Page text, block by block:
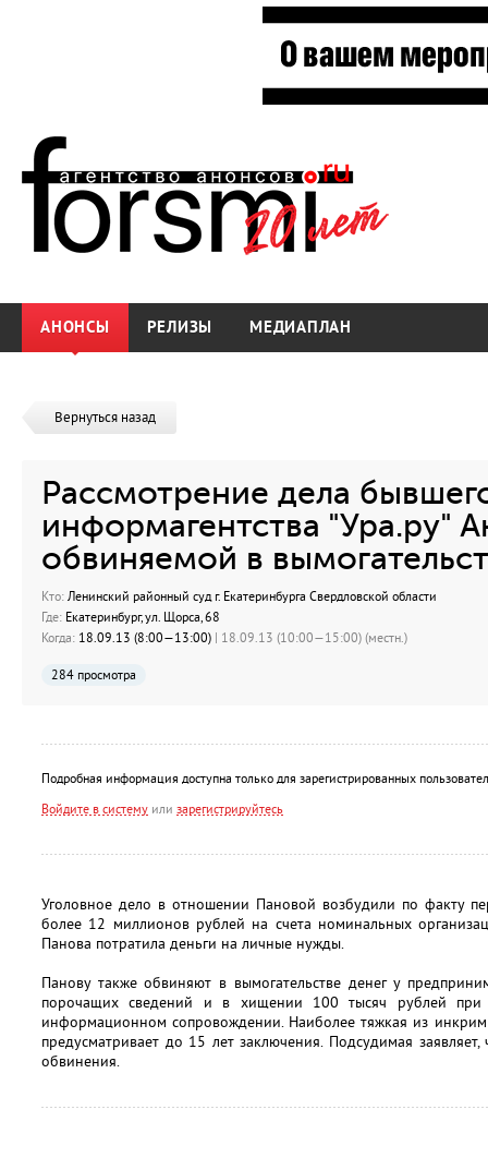
АНОНСЫ РЕЛИЗЫ МЕДИАПЛАН
Вернуться назад
Рассмотрение дела
информагентства "Ура.ру"
обвиняемой в
Кто: Ленинский районный суд г. Екатеринбурга Свердловской области
Где: Екатеринбург, ул. Щорса, 68
Когда: 18.09.13 (8:00—13:00) | 18.09.13 (10:00—15:00) (местн.)
284 просмотра
Подробная информация доступна только для зарегистрированных
Войдите в систему или зарегистрируйтесь
Уголовное дело в отношении Пановой возбудили по факту
более 12 миллионов рублей на счета номинальных
Панова потратила деньги на личные нужды.
Панову также обвиняют в вымогательстве денег у
порочащих сведений и в хищении 100 тысяч рублей
информационном сопровождении. Наиболее тяжкая из
предусматривает до 15 лет заключения. Подсудимая
обвинения.